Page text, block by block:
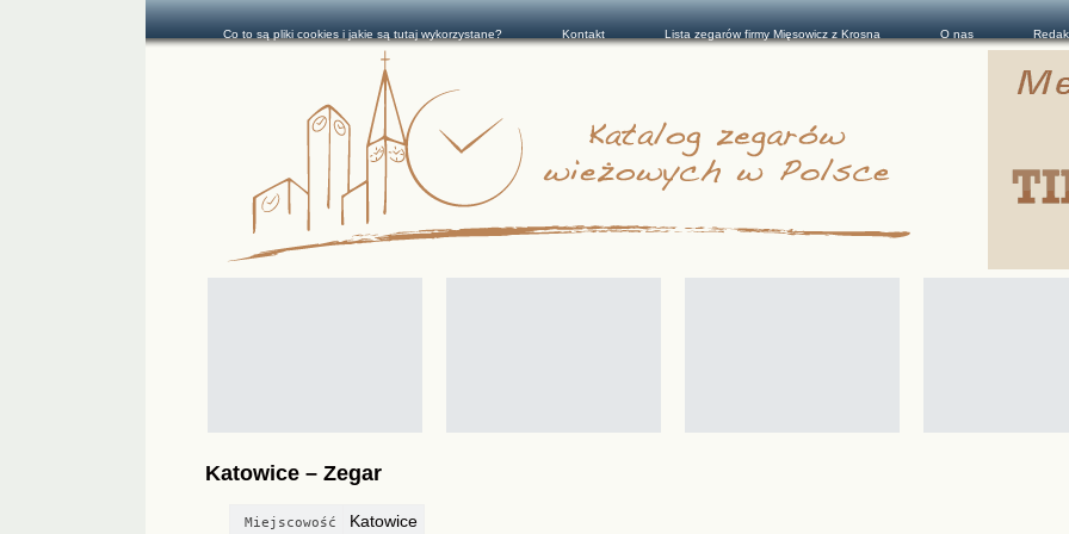
Katowice – Zegar
Miejscowość Katowice
Co to są pliki cookies i jakie są tutaj wykorzystane? Kontakt Lista zegarów firmy Mięsowicz z Krosna O nas